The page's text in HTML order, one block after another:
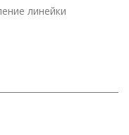
линейки